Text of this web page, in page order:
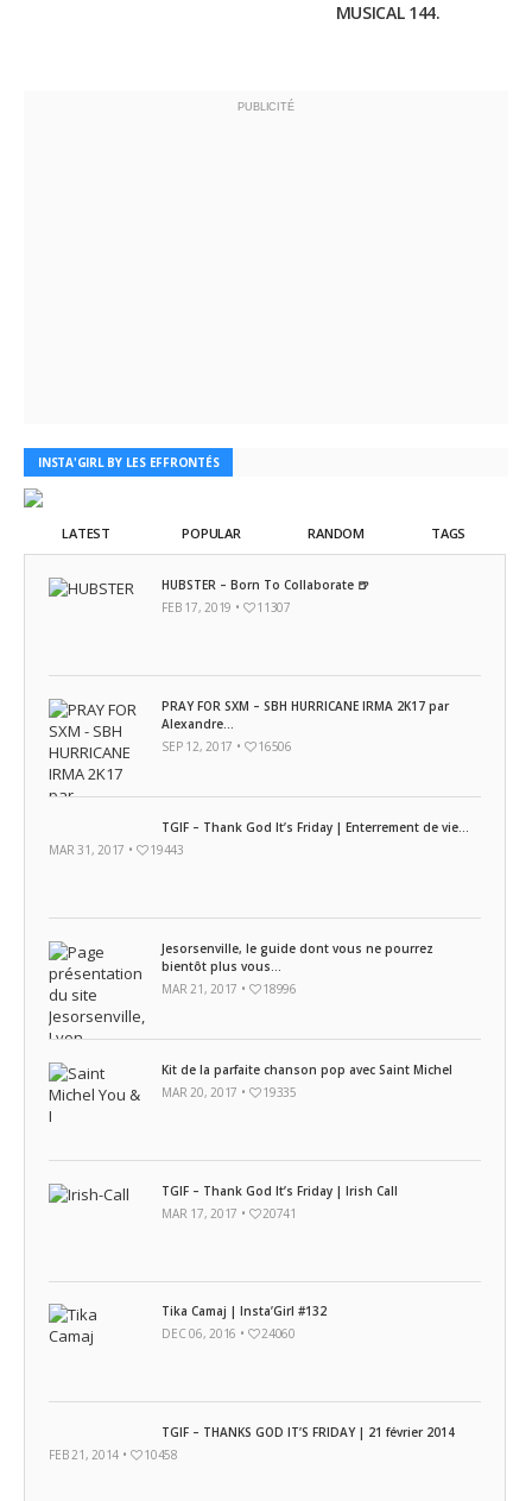
MUSICAL 144.
PUBLICITÉ
INSTA'GIRL BY LES EFFRONTÉS
LATEST POPULAR RANDOM TAGS
HUBSTER – Born To Collaborate 🍺
FEB 17, 2019 •
11307
PRAY FOR SXM – SBH HURRICANE IRMA 2K17 par
Alexandre...
SEP 12, 2017 •
16506
TGIF – Thank God It’s Friday | Enterrement de vie...
MAR 31, 2017 •
19443
Jesorsenville, le guide dont vous ne pourrez
bientôt plus vous...
MAR 21, 2017 •
18996
Kit de la parfaite chanson pop avec Saint Michel
MAR 20, 2017 •
19335
TGIF – Thank God It’s Friday | Irish Call
MAR 17, 2017 •
20741
Tika Camaj | Insta’Girl #132
DEC 06, 2016 •
24060
TGIF – THANKS GOD IT’S FRIDAY | 21 février 2014
FEB 21, 2014 •
10458